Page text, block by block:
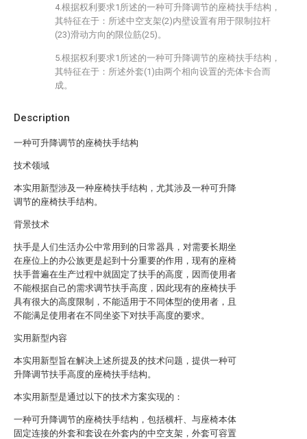
Description
一种可升降调节的座椅扶手结构
技术领域
本实用新型涉及一种座椅扶手结构，尤其涉及一种可升降
调节的座椅扶手结构。
背景技术
扶手是人们生活办公中常用到的日常器具，对需要长期坐
在座位上的办公族更是起到十分重要的作用，现有的座椅
扶手普遍在生产过程中就固定了扶手的高度，因而使用者
不能根据自己的需求调节扶手高度，因此现有的座椅扶手
具有很大的高度限制，不能适用于不同体型的使用者，且
不能满足使用者在不同坐姿下对扶手高度的要求。
实用新型内容
本实用新型旨在解决上述所提及的技术问题，提供一种可
升降调节扶手高度的座椅扶手结构。
本实用新型是通过以下的技术方案实现的：
一种可升降调节的座椅扶手结构，包括横杆、与座椅本体
固定连接的外套和套设在外套内的中空支架，外套可容置
4.根据权利要求1所述的一种可升降调节的座椅扶手结构，
其特征在于：所述中空支架(2)内壁设置有用于限制拉杆
(23)滑动方向的限位筋(25)。
5.根据权利要求1所述的一种可升降调节的座椅扶手结构，
其特征在于：所述外套(1)由两个相向设置的壳体卡合而
成。